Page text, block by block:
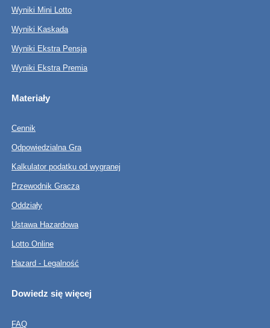
Wyniki Mini Lotto
Wyniki Kaskada
Wyniki Ekstra Pensja
Wyniki Ekstra Premia
Materiały
Cennik
Odpowiedzialna Gra
Kalkulator podatku od wygranej
Przewodnik Gracza
Oddziały
Ustawa Hazardowa
Lotto Online
Hazard - Legalność
Dowiedz się więcej
FAQ